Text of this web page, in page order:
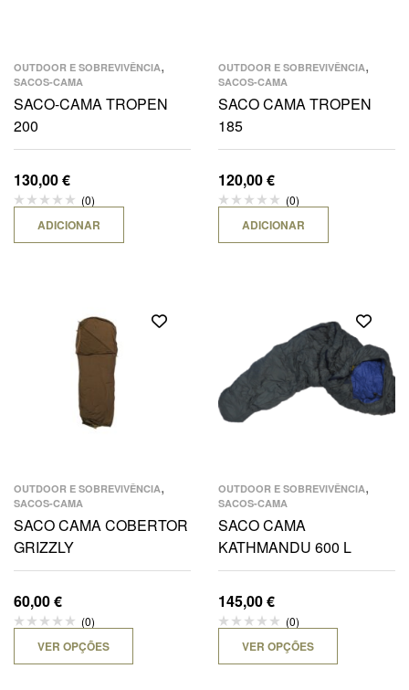
OUTDOOR E SOBREVIVÊNCIA,
SACOS-CAMA
SACO-CAMA TROPEN
200
130,00€
(0)
ADICIONAR
OUTDOOR E SOBREVIVÊNCIA,
SACOS-CAMA
SACO CAMA TROPEN
185
120,00€
(0)
ADICIONAR
OUTDOOR E SOBREVIVÊNCIA,
SACOS-CAMA
SACO CAMA COBERTOR
GRIZZLY
60,00€
(0)
VER OPÇÕES
OUTDOOR E SOBREVIVÊNCIA,
SACOS-CAMA
SACO CAMA
KATHMANDU 600 L
145,00€
(0)
VER OPÇÕES